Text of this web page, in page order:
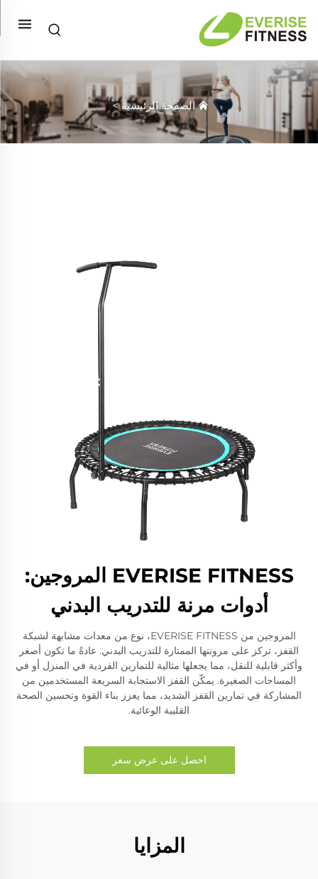
الصفحة الرئيسية>
EVERISE FITNESS المروجين:
أدوات مرنة للتدريب البدني
المروجين من EVERISE FITNESS، نوع من معدات مشابهة لشبكة
القفز، تركز على مرونتها الممتازة للتدريب البدني. عادةً ما تكون أصغر
وأكثر قابلية للنقل، مما يجعلها مثالية للتمارين الفردية في المنزل أو في
المساحات الصغيرة. يمكّن القفز الاستجابة السريعة المستخدمين من
المشاركة في تمارين القفز الشديد، مما يعزز بناء القوة وتحسين الصحة
القلبية الوعائية.
احصل على عرض سعر
المزايا